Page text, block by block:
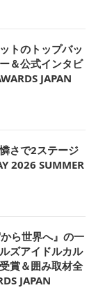
トのトップバッ
＆公式インタビ
JAPAN
さで2ステージ
2026 SUMMER
ら世界へ』の一
ズアイドルカル
賞＆囲み取材全
JAPAN